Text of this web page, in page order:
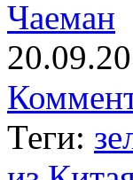
Чаеман
Теги: